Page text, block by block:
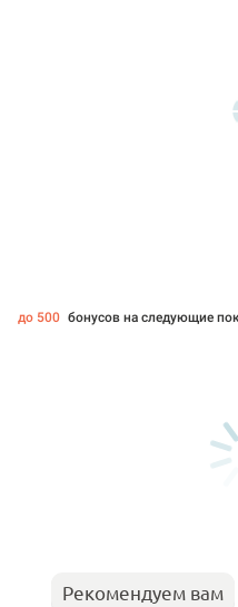
до 500 бонусов на следующие
Рекомендуем вам